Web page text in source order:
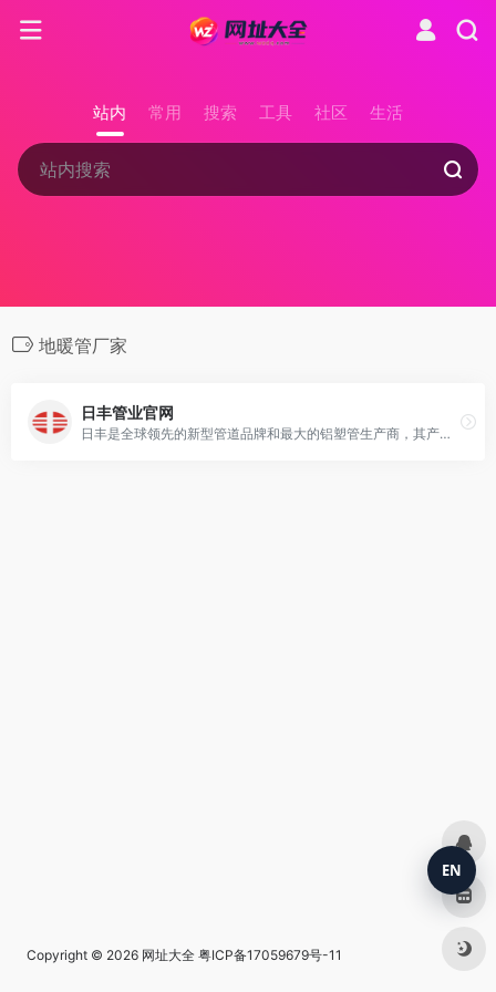
站内 常用 搜索 工具 社区 生活
地暖管厂家
日丰管业官网
日丰是全球领先的新型管道品牌和最大的铝塑管生产商，其产品覆盖给水、供暖、燃气、太阳能等应用领域，以优质的产品和服务得到了全球消费者的一致认可。
Copyright © 2026 网址大全 粤ICP备17059679号-11
EN